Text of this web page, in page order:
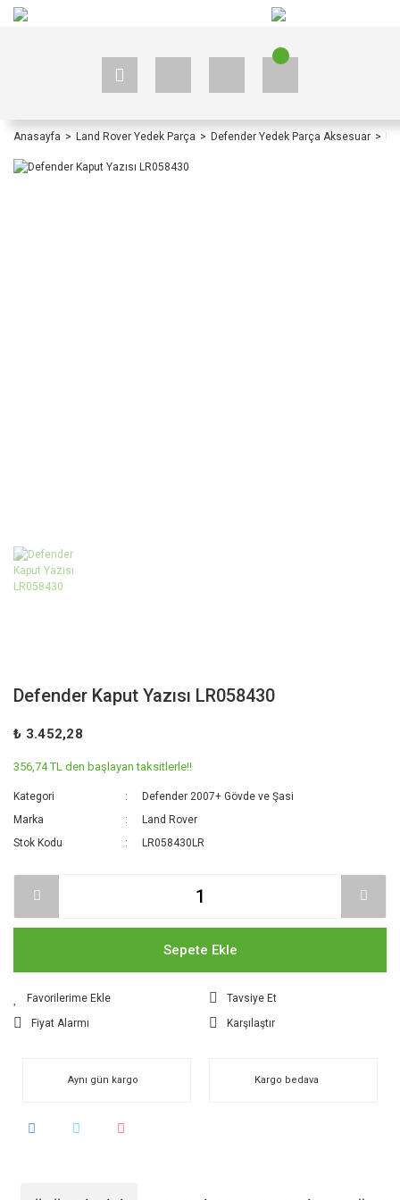
Anasayfa Land Rover Yedek Parça Defender Yedek Parça Aksesuar
Defender Kaput Yazısı LR058430
₺ 3.452,28
356,74 TL den başlayan taksitlerle!!
Kategori
Defender 2007+ Gövde ve Şasi
Marka
Land Rover
Stok Kodu
LR058430LR
Sepete Ekle
Tavsiye Et
Fiyat Alarmı
Karşılaştır
Aynı gün kargo Kargo bedava